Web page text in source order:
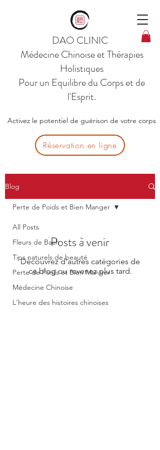
DAO CLINIC
Médecine Chinoise et Thérapies
Holistiques
Pour un Equilibre du Corps et de
l'Esprit.
Activez le potentiel de guérison de votre corps
Réservation en ligne
Blog
All Posts
Fleurs de Bach
Tips naturels de beauté
Perte de Poids et Bien Manger
Médecine Chinoise
L'heure des histoires chinoises
Perte de Poids et Bien Manger
Posts à venir
Découvrez d'autres catégories de
ce blog ou revenez plus tard.